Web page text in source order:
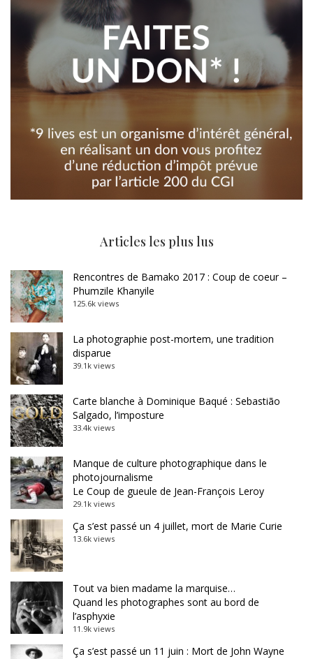
Articles les plus lus
Rencontres de Bamako 2017 : Coup de coeur –
Phumzile Khanyile
125.6k views
La photographie post-mortem, une tradition
disparue
39.1k views
Carte blanche à Dominique Baqué : Sebastião
Salgado, l’imposture
33.4k views
Manque de culture photographique dans le
photojournalisme
Le Coup de gueule de Jean-François Leroy
29.1k views
Ça s’est passé un 4 juillet, mort de Marie Curie
13.6k views
Tout va bien madame la marquise…
Quand les photographes sont au bord de
l’asphyxie
11.9k views
Ça s’est passé un 11 juin : Mort de John Wayne